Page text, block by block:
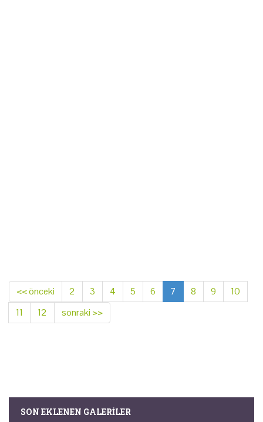
<< önceki 2 3 4 5 6 7 8 9
10
11
12 sonraki >>
SON EKLENEN GALERILER